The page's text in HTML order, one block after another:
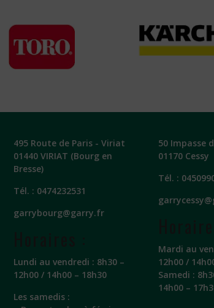
495 Route de Paris - Viriat
01440 VIRIAT (Bourg en
Bresse)
Tél. : 0474232531
garrybourg@garry.fr
Lundi au vendredi : 8h30 –
12h00 / 14h00 – 18h30
Les samedis :
50 Impasse
01170 Cessy
Tél. :
Mardi au
12h00 /
Samedi :
14h00 –